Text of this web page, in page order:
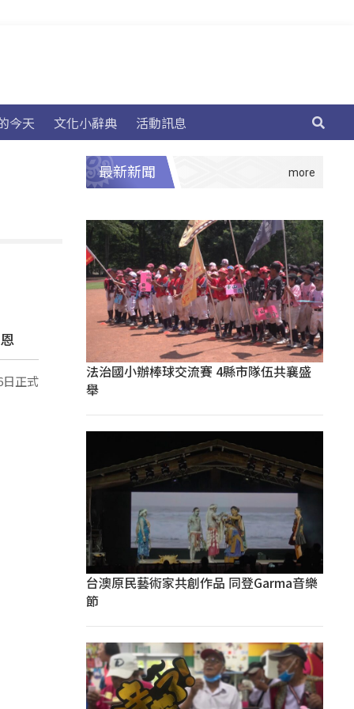
今天 文化小辭典 活動訊息
正式
最新新聞
法治國小辦棒球交流賽 4縣市隊伍共襄盛
舉
台澳原民藝術家共創作品 同登Garma音樂
節